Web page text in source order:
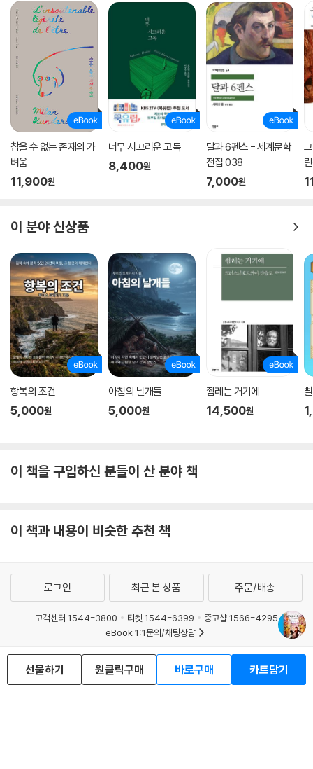
참을 수 없는 존재의 가
벼움
11,900원
너무 시끄러운 고독
8,400원
달과 6펜스 - 세계문학
전집 038
7,000원
이 분야 신상품
항복의 조건
5,000원
아침의 날개들
5,000원
죔레는 거기에
14,500원
이 책을 구입하신 분들이 산 분야 책
이 책과 내용이 비슷한 추천 책
선물하기 원클릭구매 바로구매 카트담기
로그인 최근 본 상품 주문/배송
고객센터 1544-3800 티켓 1544-6399
중고샵 1566-4295
eBook 1:1문의/채팅상담
예스이십사(주) 사업자 정보
이용약관
개인정보처리방침
청소년보호정책
PC버전
회사소개
거래처관계자께